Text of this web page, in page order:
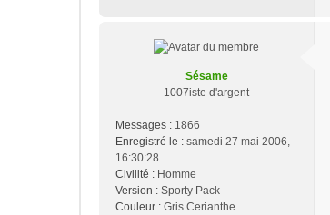
Sésame
1007iste d'argent
Messages : 1866
Enregistré le : samedi 27 mai 2006,
16:30:28
Civilité : Homme
Version : Sporty Pack
Couleur : Gris Cerianthe